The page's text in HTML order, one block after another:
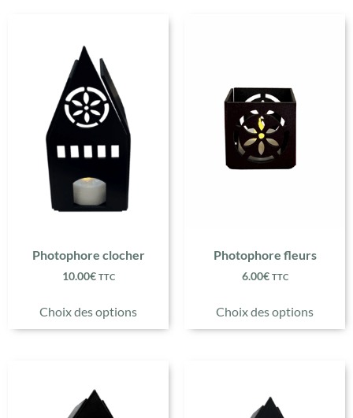
Photophore clocher
10.00€ TTC
Choix des options
Photophore fleurs
6.00€ TTC
Choix des options